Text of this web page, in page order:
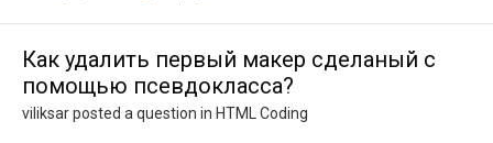
Как удалить первый макер сделаный с
помощью псевдокласса?
viliksarposted a question in HTML Coding